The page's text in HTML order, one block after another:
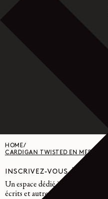
HOME/
INSCRIVEZ-VOUS À NOTRE
Un espace dédié à l'univers
écrits et autres curiosités.